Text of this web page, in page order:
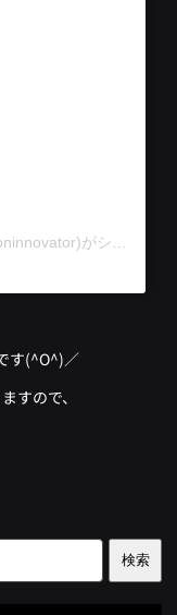
す(^O^)／
すので、
検索